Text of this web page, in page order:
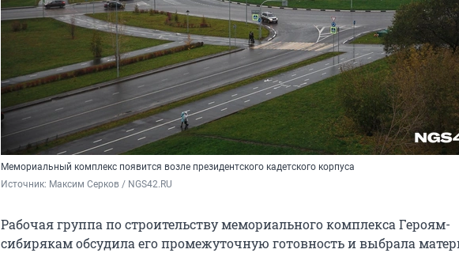
Мемориальный комплекс появится возле президентского кадетского корпуса
Источник: Максим Серков / NGS42.RU
Рабочая группа по строительству мемориального комплекса Героям-
сибирякам обсудила его промежуточную готовность и выбрала